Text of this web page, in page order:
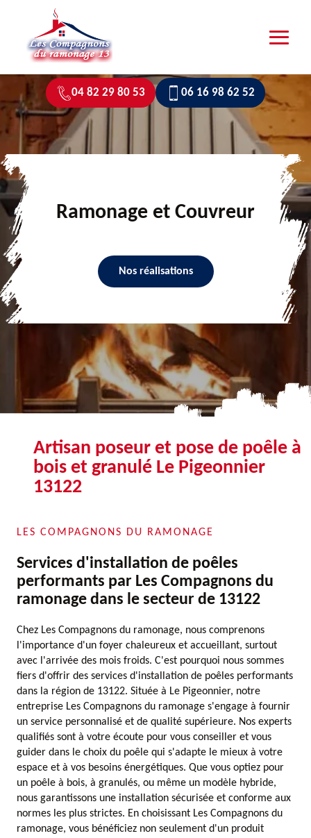
04 82 29 80 53 06 16 98 62 52
Ramonage et Couvreur
Nos réalisations
Artisan poseur et pose de poêle à
bois et granulé Le Pigeonnier
13122
LES COMPAGNONS DU RAMONAGE
Services d'installation de poêles
performants par Les Compagnons du
ramonage dans le secteur de 13122
Chez Les Compagnons du ramonage, nous comprenons
l'importance d'un foyer chaleureux et accueillant, surtout
avec l'arrivée des mois froids. C'est pourquoi nous sommes
fiers d'offrir des services d'installation de poêles performants
dans la région de 13122. Située à Le Pigeonnier, notre
entreprise Les Compagnons du ramonage s'engage à fournir
un service personnalisé et de qualité supérieure. Nos experts
qualifiés sont à votre écoute pour vous conseiller et vous
guider dans le choix du poêle qui s'adapte le mieux à votre
espace et à vos besoins énergétiques. Que vous optiez pour
un poêle à bois, à granulés, ou même un modèle hybride,
nous garantissons une installation sécurisée et conforme aux
normes les plus strictes. En choisissant Les Compagnons du
ramonage, vous bénéficiez non seulement d'un produit